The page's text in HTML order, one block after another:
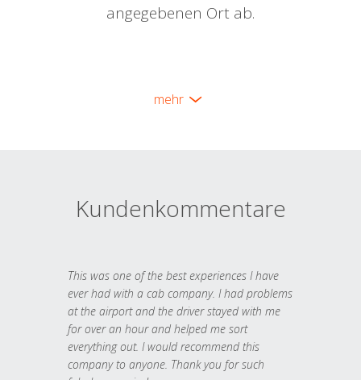
angegebenen Ort ab.
mehr
Kundenkommentare
This was one of the best experiences I have
ever had with a cab company. I had problems
at the airport and the driver stayed with me
for over an hour and helped me sort
everything out. I would recommend this
company to anyone. Thank you for such